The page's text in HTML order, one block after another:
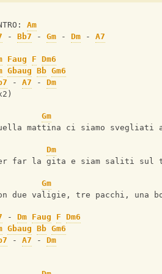
Am
- Bb7 - Gm - Dm - A7
Faug F Dm6
Gbaug Bb Gm6
- A7 - Dm
Gm
mattina ci siamo svegliati
Dm
far la gita e siam saliti sul
Gm
due valigie, tre pacchi, una
- Dm Faug F Dm6
Gbaug Bb Gm6
- A7 - Dm